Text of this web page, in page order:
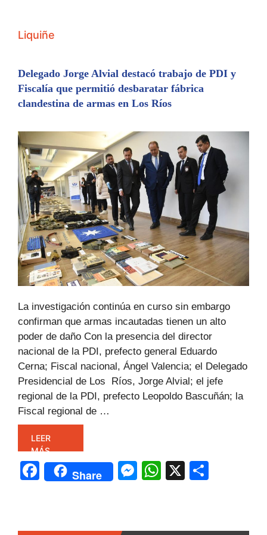
Liquiñe
Delegado Jorge Alvial destacó trabajo de PDI y
Fiscalía que permitió desbaratar fábrica
clandestina de armas en Los Ríos
La investigación continúa en curso sin embargo
confirman que armas incautadas tienen un alto
poder de daño Con la presencia del director
nacional de la PDI, prefecto general Eduardo
Cerna; Fiscal nacional, Ángel Valencia; el Delegado
Presidencial de Los Ríos, Jorge Alvial; el jefe
regional de la PDI, prefecto Leopoldo Bascuñán; la
Fiscal regional de …
LEER
MÁS
F
a
e
Share
M
s
W
s
X
p